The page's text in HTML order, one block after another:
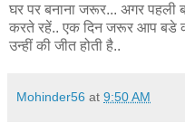
घर पर बनाना जरूर... अगर पहली
करते रहें.. एक दिन जरूर आप बडे
उन्हीं की जीत होती है..
Mohinder56 at 9:50 AM